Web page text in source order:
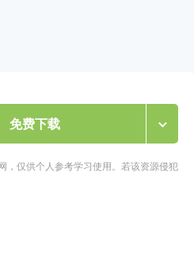
免费下载
，仅供个人参考学习使用。若该资源侵犯